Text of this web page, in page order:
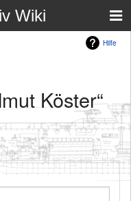
Wiki
Hilfe
Köster“